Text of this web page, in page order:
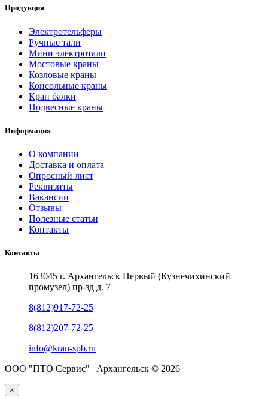
Продукция
Электротельферы
Ручные тали
Мини электротали
Мостовые краны
Козловые краны
Консольные краны
Кран балки
Подвесные краны
Информация
О компании
Доставка и оплата
Опросный лист
Реквизиты
Вакансии
Отзывы
Полезные статьи
Контакты
Контакты
163045 г. Архангельск Первый (Кузнечихинский
промузел) пр-зд д. 7
8(812)917-72-25
8(812)207-72-25
info@kran-spb.ru
ООО "ПТО Сервис" | Архангельск © 2026
×